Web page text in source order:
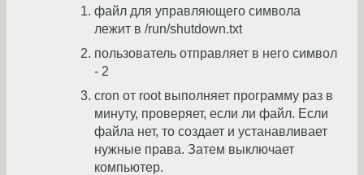
файл для управляющего символа
лежит в /run/shutdown.txt
пользователь отправляет в него символ
- 2
сron от root выполняет программу раз в
минуту, проверяет, если ли файл. Если
файла нет, то создает и устанавливает
нужные права. Затем выключает
компьютер.